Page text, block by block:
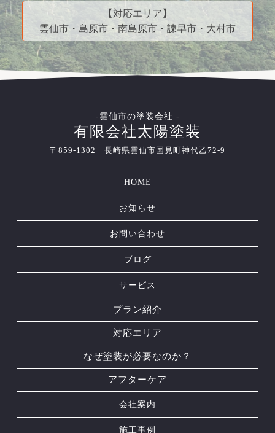
【対応エリア】
雲仙市・島原市・南島原市・諫早市・大村市
-雲仙市の塗装会社 -
有限会社太陽塗装
〒859-1302 長崎県雲仙市国見町神代乙72-9
HOME
お知らせ
お問い合わせ
ブログ
サービス
プラン紹介
対応エリア
なぜ塗装が必要なのか？
アフターケア
会社案内
施工事例